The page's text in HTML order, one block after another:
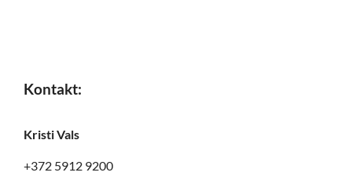
Kontakt:
Kristi Vals
+372 5912 9200